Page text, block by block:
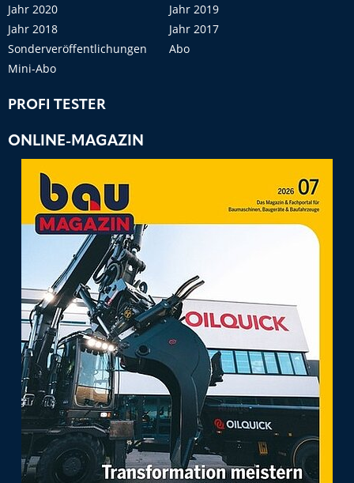
Jahr 2020
Jahr 2019
Jahr 2018
Jahr 2017
Sonderveröffentlichungen
Abo
Mini-Abo
PROFI TESTER
ONLINE-MAGAZIN